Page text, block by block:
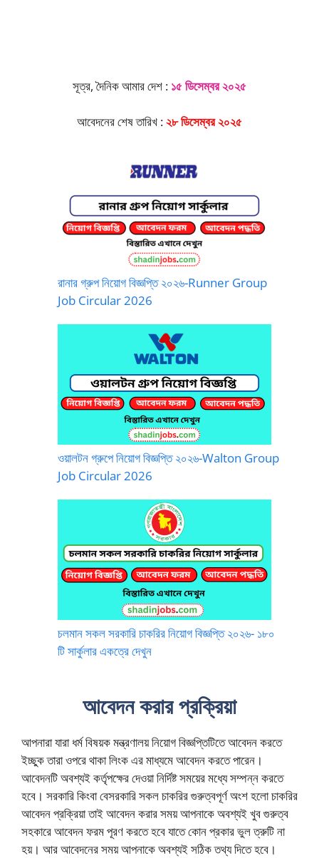
সূত্র, দৈনিক আমার দেশ : ১৫ ডিসেম্বর ২০২৫
আবেদনের শেষ তারিখ :২৮ ডিসেম্বর ২০২৫
রানার গ্রুপ নিয়োগ বিজ্ঞপ্তি ২০২৬-Runner Group
Job Circular 2026
ওয়ালটন গ্রুপে নিয়োগ বিজ্ঞপ্তি ২০২৬-Walton Group
Job Circular 2026
চলমান সকল সরকারি চাকরির নিয়োগ বিজ্ঞপ্তি ২০২৬- ১৮০
টি সার্কুলার একত্রে দেখুন
আবেদন করার প্রক্রিয়া
আপনারা যারা ধর্ম বিষয়ক মন্ত্রণালয় নিয়োগ বিজ্ঞপ্তিটিতে আবেদন করতে
ইচ্ছুক তারা ওপরে থাকা লিংক এর মাধ্যমে আবেদন করতে পারেন।
আবেদনটি অবশ্যই কর্তৃপক্ষের দেওয়া নির্দিষ্ট সময়ের মধ্যে সম্পন্ন করতে
হবে। সরকারি কিংবা বেসরকারি সকল চাকরির গুরুত্বপূর্ণ অংশ হলো চাকরির
আবেদন প্রক্রিয়া তাই আবেদন করার সময় আপনাকে অবশ্যই খুব গুরুত্ব
সহকারে আবেদন ফরম পূরণ করতে হবে যাতে কোন প্রকার ভুল ত্রুটি না
হয়। আর আবেদনের সময় আপনাকে অবশ্যই সঠিক তথ্য দিতে হবে।